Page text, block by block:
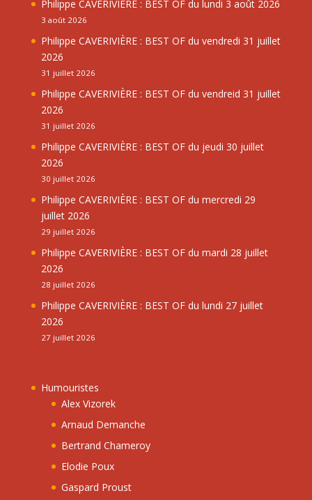
Philippe CAVERIVIÈRE : BEST OF du lundi 3 août 2026
3 août 2026
Philippe CAVERIVIÈRE : BEST OF du vendredi 31 juillet
2026
31 juillet 2026
Philippe CAVERIVIÈRE : BEST OF du vendreid 31 juillet
2026
31 juillet 2026
Philippe CAVERIVIÈRE : BEST OF du jeudi 30 juillet
2026
30 juillet 2026
Philippe CAVERIVIÈRE : BEST OF du mercredi 29
juillet 2026
29 juillet 2026
Philippe CAVERIVIÈRE : BEST OF du mardi 28 juillet
2026
28 juillet 2026
Philippe CAVERIVIÈRE : BEST OF du lundi 27 juillet
2026
27 juillet 2026
Humouristes
Alex Vizorek
Arnaud Demanche
Bertrand Chameroy
Elodie Poux
Gaspard Proust